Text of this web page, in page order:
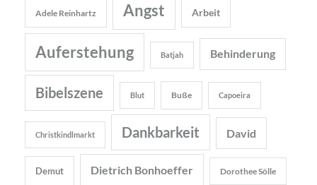
Adele Reinhartz Angst Arbeit
Auferstehung Batjah Behinderung
Bibelszene Blut Buße Capoeira
Christkindlmarkt Dankbarkeit David
Demut Dietrich Bonhoeffer Dorothee Sölle